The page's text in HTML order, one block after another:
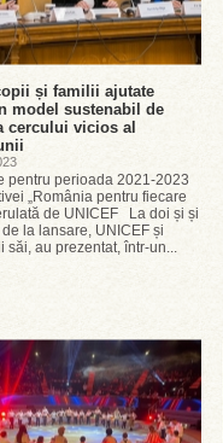
și familii ajutate
model sustenabil de
cercului vicios al
pentru perioada 2021-2023
„România pentru fiecare
de UNICEF La doi și și
la lansare, UNICEF și
săi, au prezentat, într-un...